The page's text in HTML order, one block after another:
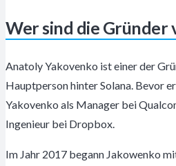
Wer sind die Gründer
Anatoly Yakovenko ist einer der
Hauptperson hinter Solana. Bevor
Yakovenko als Manager bei
Ingenieur bei Dropbox.
Im Jahr 2017 begann Jakowenko